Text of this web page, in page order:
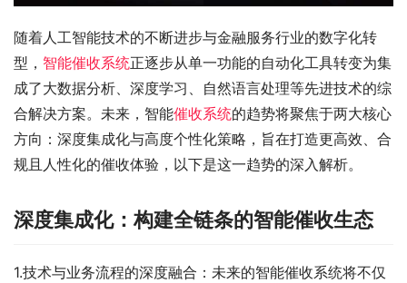
随着人工智能技术的不断进步与金融服务行业的数字化转
型， 智能催收系统正逐步从单一功能的自动化工具转变为集
成了大数据分析、深度学习、自然语言处理等先进技术的综
合解决方案。未来，智能催收系统的趋势将聚焦于两大核心
方向：深度集成化与高度个性化策略，旨在打造更高效、合
规且人性化的催收体验，以下是这一趋势的深入解析。
深度集成化：构建全链条的智能催收生态
1.技术与业务流程的深度融合：未来的智能催收系统将不仅